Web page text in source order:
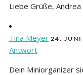
Liebe Grüße, Andrea
Tina Meyer 24.
Antwort
Dein Miniorganizer